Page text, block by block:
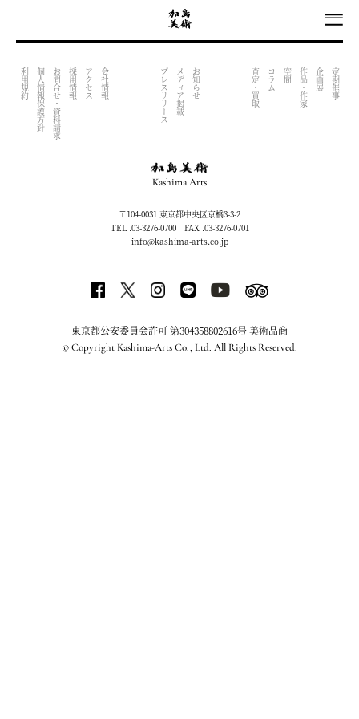
OUTPUT INDEX FILE (NOW UNDER CONSTRACTION)
定期催事
企画展
作品・作家
空間
コラム
査定・買取
お知らせ
メディア掲載
プレスリリース
会社情報
アクセス
採用情報
お問合せ・資料請求
個人情報保護方針
利用規約
Kashima Arts
〒104-0031 東京都中央区京橋3-3-2
TEL .03-3276-0700 FAX .03-3276-0701
info@kashima-arts.co.jp
東京都公安委員会許可 第304358802616号 美術品商
© Copyright Kashima-Arts Co., Ltd. All Rights Reserved.